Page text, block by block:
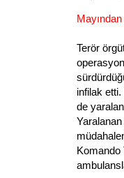
Terör
infilak
de
Komando